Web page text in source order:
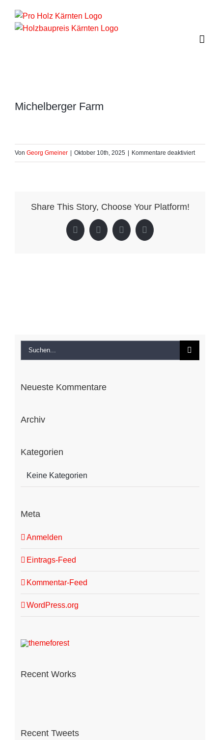
Inhalt
springen
Michelberger Farm
Von Georg Gmeiner | Oktober 10th, 2025 | Kommentare deaktiviertfür
Share This Story, Choose Your Platform!
Facebook
X LinkedInPinterest
Suche
nach:
Neueste Kommentare
Archiv
Kategorien
Keine Kategorien
Meta
Anmelden
Eintrags-Feed
Kommentar-Feed
WordPress.org
Recent Works
Recent Tweets